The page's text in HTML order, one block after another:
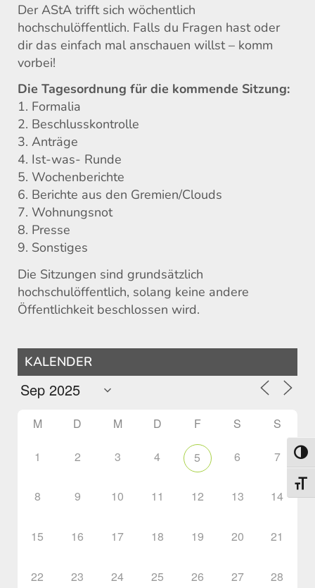
Der AStA trifft sich wöchentlich
hochschulöffentlich. Falls du Fragen hast oder
dir das einfach mal anschauen willst – komm
vorbei!
Die Tagesordnung für die kommende Sitzung:
1. Formalia
2. Beschlusskontrolle
3. Anträge
4. Ist-was- Runde
5. Wochenberichte
6. Berichte aus den Gremien/Clouds
7. Wohnungsnot
8. Presse
9. Sonstiges
Die Sitzungen sind grundsätzlich
hochschulöffentlich, solang keine andere
Öffentlichkeit beschlossen wird.
KALENDER
M D M D F S S
1 2 3 4 5 6 7
8 9 10 11 12 13 14
15 16 17 18 19 20 21
22 23 24 25 26 27 28